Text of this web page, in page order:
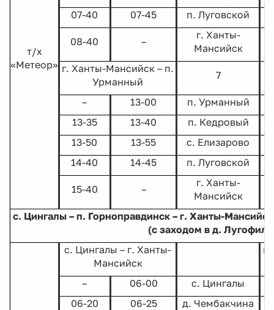
т/х
«Метеор»
07-40
07-45 п. Луговской
08-40 –
г. Ханты-
Мансийск
г. Ханты-Мансийск – п.
Урманный
7
– 13-00
п. Урманный
13-35
13-40
п. Кедровый
13-50
13-55
с. Елизарово
14-40
14-45 п. Луговской
15-40 –
г. Ханты-
Мансийск
с. Цингалы – п. Горноправдинск – г. Ханты-
(с заходом в д.
с. Цингалы – г. Ханты-
Мансийск
– 06-00
с. Цингалы
06-20
06-25 д. Чембакчина